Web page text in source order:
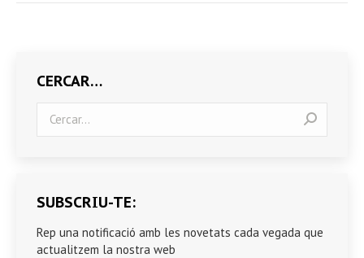
CERCAR…
SUBSCRIU-TE:
Rep una notificació amb les novetats cada vegada que
actualitzem la nostra web